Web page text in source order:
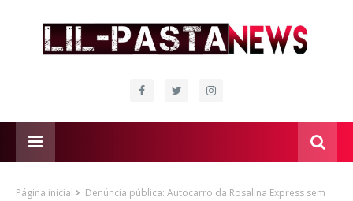
Página inicial
Denúncia pública: Autocarro da Rosalina Express sem